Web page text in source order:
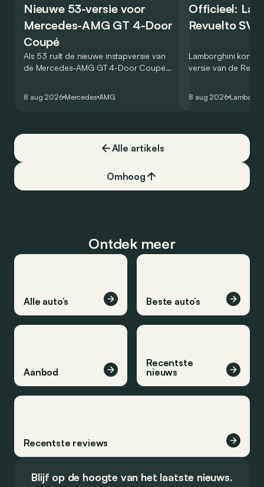
Nieuwe 53-versie voor
Mercedes-AMG GT 4-Door
Coupé
Als 53 ruilt de nieuwe instapversie van
de Mercedes-AMG GT 4-Door Coupé
8 aug 2026 Mercedes AMG
Officieel:
Revuelto SV
Lamborghini
versie van de
een record voor
8 aug 2026
Alle artikels
Omhoog
Ontdek meer
Alle auto’s Beste auto’s
Aanbod
Recentste
nieuws
Recentste reviews
Blijf op de hoogte van het laatste nieuws.